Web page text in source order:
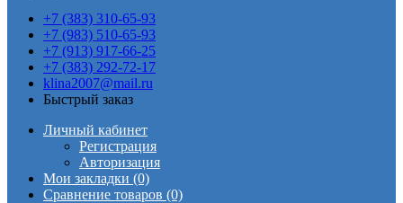
+7 (383) 310-65-93
+7 (983) 510-65-93
+7 (913) 917-66-25
+7 (383) 292-72-17
klina2007@mail.ru
Быстрый заказ
Личный кабинет
Регистрация
Авторизация
Мои закладки (0)
Сравнение товаров (0)